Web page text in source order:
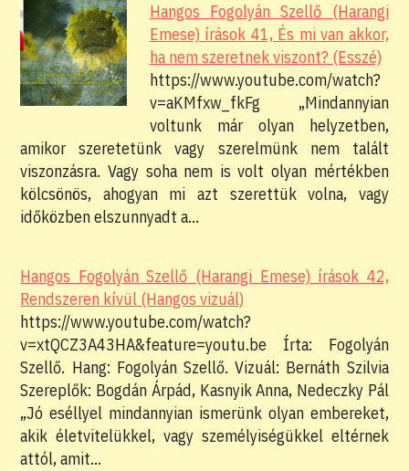
Hangos Fogolyán Szellő (Harangi
Emese) írások 41, És mi van akkor,
ha nem szeretnek viszont? (Esszé)
https://www.youtube.com/watch?
v=aKMfxw_fkFg „Mindannyian
voltunk már olyan helyzetben,
amikor szeretetünk vagy szerelmünk nem talált
viszonzásra. Vagy soha nem is volt olyan mértékben
kölcsönös, ahogyan mi azt szerettük volna, vagy
időközben elszunnyadt a…
Hangos Fogolyán Szellő (Harangi Emese) írások 42,
Rendszeren kívül (Hangos vizuál)
https://www.youtube.com/watch?
v=xtQCZ3A43HA&feature=youtu.be Írta: Fogolyán
Szellő. Hang: Fogolyán Szellő. Vizuál: Bernáth Szilvia
Szereplők: Bogdán Árpád, Kasnyik Anna, Nedeczky Pál
„Jó eséllyel mindannyian ismerünk olyan embereket,
akik életvitelükkel, vagy személyiségükkel eltérnek
attól, amit…